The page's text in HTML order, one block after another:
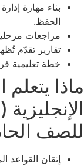
بناء مهارة
الحفظ.
مراجعات
تقارير تقدّم
خطة تعليمية
ماذا
للصف
إتقان القواعد